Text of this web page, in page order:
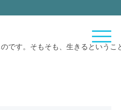
です。そもそも、生きるという